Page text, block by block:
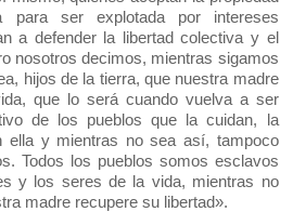
para ser explotada por intereses
a defender la libertad colectiva y el
nosotros decimos, mientras sigamos
hijos de la tierra, que nuestra madre
que lo será cuando vuelva a ser
de los pueblos que la cuidan, la
ella y mientras no sea así, tampoco
Todos los pueblos somos esclavos
y los seres de la vida, mientras no
madre recupere su libertad».